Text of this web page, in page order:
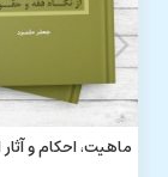
ماهیت، احکام و